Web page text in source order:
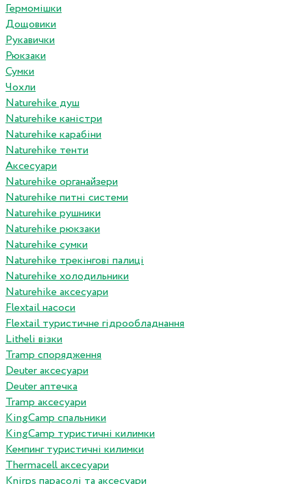
Гермомішки
Дощовики
Рукавички
Рюкзаки
Сумки
Чохли
Naturehike душ
Naturehike каністри
Naturehike карабіни
Naturehike тенти
Аксесуари
Naturehike органайзери
Naturehike питні системи
Naturehike рушники
Naturehike рюкзаки
Naturehike сумки
Naturehike трекінгові палиці
Naturehike холодильники
Naturehike аксесуари
Flextail насоси
Flextail туристичне гідрообладнання
Litheli візки
Tramp спорядження
Deuter аксесуари
Deuter аптечка
Tramp аксесуари
KingCamp спальники
KingCamp туристичні килимки
Кемпинг туристичні килимки
Thermacell аксесуари